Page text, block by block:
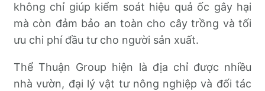
không chỉ giúp kiểm soát hiệu quả ốc gây hại
mà còn đảm bảo an toàn cho cây trồng và tối
ưu chi phí đầu tư cho người sản xuất.
Thể Thuận Group hiện là địa chỉ được nhiều
nhà vườn, đại lý vật tư nông nghiệp và đối tác